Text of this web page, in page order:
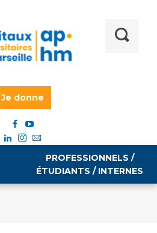
Je donne
PROFESSIONNELS /
ÉTUDIANTS / INTERNES